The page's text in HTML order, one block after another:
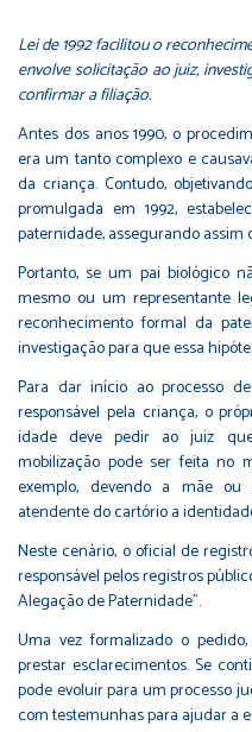
Lei de 1992 facilitou o
envolve solicitação ao juiz,
confirmar a filiação.
Antes dos anos 1990, o
era um tanto complexo e
da criança. Contudo,
promulgada em 1992,
paternidade, assegurando assim
Portanto, se um pai biológico
mesmo ou um representante
reconhecimento formal da
investigação para que essa
Para dar início ao processo
responsável pela criança, o
idade deve pedir ao juiz
mobilização pode ser feita no
exemplo, devendo a mãe
atendente do cartório a
Neste cenário, o oficial de
responsável pelos registros
Alegação de Paternidade".
Uma vez formalizado o
prestar esclarecimentos. Se
pode evoluir para um processo
com testemunhas para ajudar a